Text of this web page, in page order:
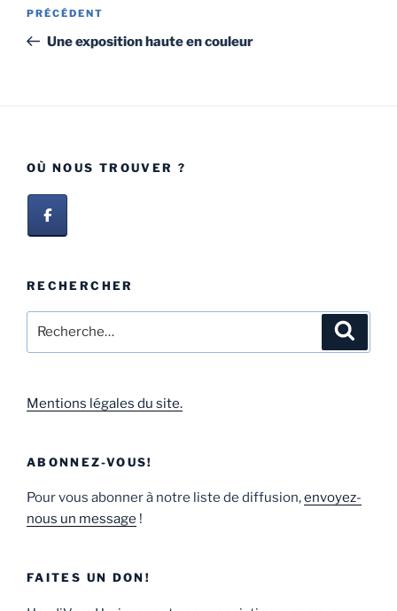
PRÉCÉDENT
Une exposition haute en couleur
OÙ NOUS TROUVER ?
RECHERCHER
Mentions légales du site.
ABONNEZ-VOUS!
Pour vous abonner à notre liste de diffusion,envoyez-
nous un message !
FAITES UN DON!